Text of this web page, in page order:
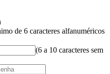
de 6 caracteres alfanuméricos
(6 a 10 caracteres sem